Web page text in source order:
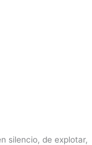
silencio, de explotar,